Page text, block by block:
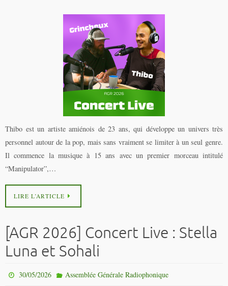
Thibo est un artiste amiénois de 23 ans, qui développe un univers très
personnel autour de la pop, mais sans vraiment se limiter à un seul genre.
Il commence la musique à 15 ans avec un premier morceau intitulé
“Manipulator”,…
LIRE L’ARTICLE
[AGR 2026] Concert Live : Stella
Luna et Sohali
30/05/2026 Assemblée Générale Radiophonique